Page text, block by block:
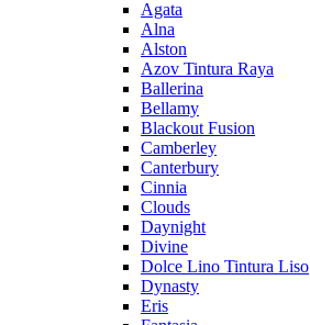
Agata
Alna
Alston
Azov Tintura Raya
Ballerina
Bellamy
Blackout Fusion
Camberley
Canterbury
Cinnia
Clouds
Daynight
Divine
Dolce Lino Tintura Liso
Dynasty
Eris